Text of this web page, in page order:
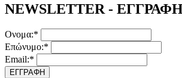
NEWSLETTER -
Ονομα:*
Επώνυμο:*
Email:*
ΕΓΓΡΑΦΗ